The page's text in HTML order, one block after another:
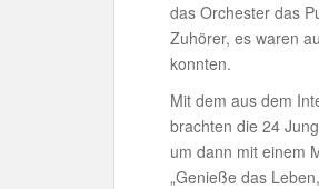
das Orchester das
Zuhörer, es waren
konnten.
Mit dem aus dem
brachten die 24
um dann mit einem
„Genieße das